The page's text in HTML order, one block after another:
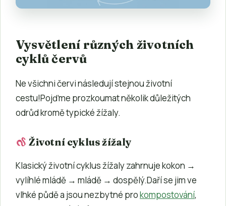
Vysvětlení různých životních
cyklů červů
Ne všichni červi následují stejnou životní
cestu!Pojďme prozkoumat několik důležitých
odrůd kromě typické žížaly.
Životní cyklus žížaly
Klasický životní cyklus žížaly zahrnuje kokon →
vylíhlé mládě → mládě → dospělý.Daří se jim ve
vlhké půdě a jsou nezbytné prokompostování,